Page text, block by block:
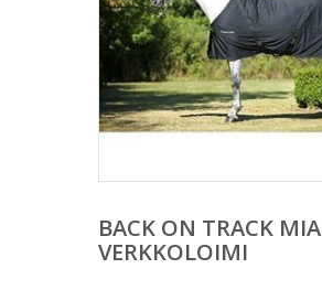
BACK ON TRACK MIA
VERKKOLOIMI